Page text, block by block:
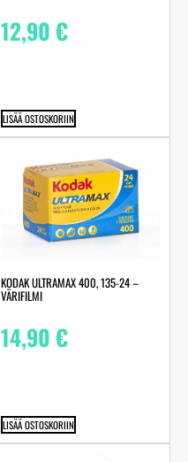
12,90€
LISÄÄ OSTOSKORIIN
KODAK ULTRAMAX 400, 135-24 –
VÄRIFILMI
14,90€
LISÄÄ OSTOSKORIIN